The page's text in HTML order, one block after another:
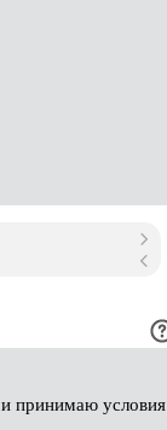
принимаю условия